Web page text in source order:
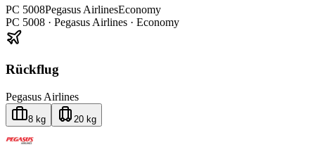
PC 5008Pegasus AirlinesEconomy
PC 5008 · Pegasus Airlines · Economy
Rückflug
Pegasus Airlines
8 kg 20 kg